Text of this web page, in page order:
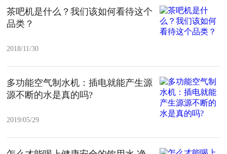
茶吧机是什么？我们该如何看待这个
品类？
2018/11/30
多功能空气制水机：插电就能产生源
源不断的水是真的吗?
2019/05/29